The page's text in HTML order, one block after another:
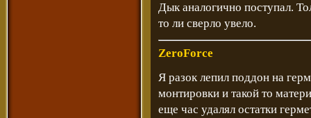
Дык аналогично поступал.
то ли сверло увело.
ZeroForce
Я разок лепил поддон на
монтировки и такой то
еще час удалял остатки